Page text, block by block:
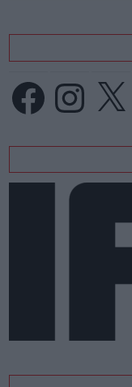
FacebookInstagram
X